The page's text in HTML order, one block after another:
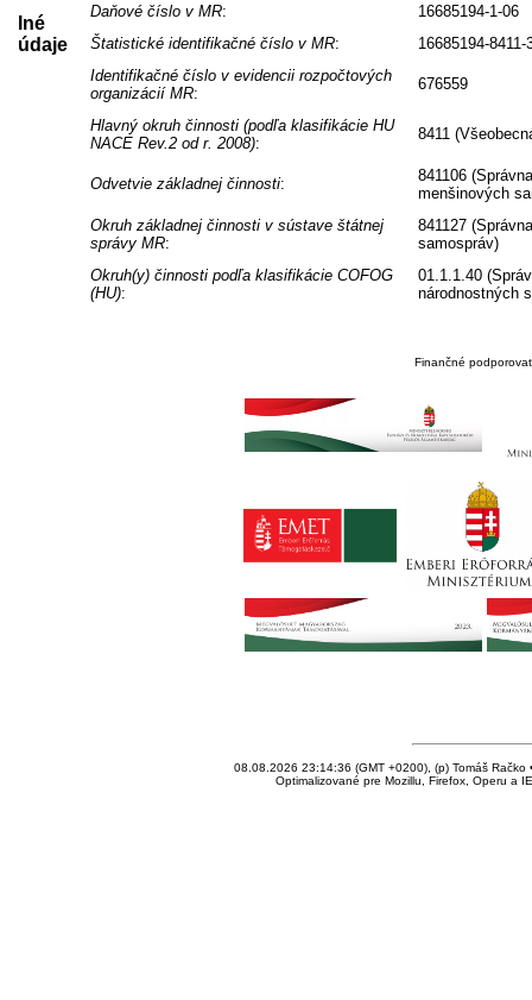
Iné
údaje
Daňové číslo v MR:
16685194-1-06
Štatistické identifikačné číslo v MR:
16685194-8411-
Identifikačné číslo v evidencii rozpočtových
organizácií MR:
676559
Hlavný okruh činnosti (podľa klasifikácie HU
NACE Rev.2 od r. 2008):
8411
Odvetvie základnej činnosti:
841106
menšinových
Okruh základnej činnosti v sústave štátnej
správy MR:
841127
samospráv)
Okruh(y) činnosti podľa klasifikácie COFOG
(HU):
01.1.1.40
národnostných
Finančné
08.08.2026 23:14:36 (GMT +0200), (p) Tomáš Račko
Optimalizované pre Mozillu, Firefox, Operu a